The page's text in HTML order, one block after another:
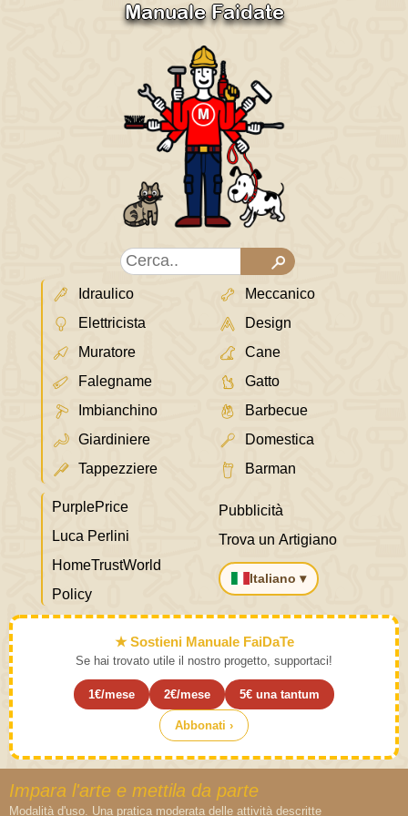
Manuale Faidate
Idraulico
Elettricista
Muratore
Falegname
Imbianchino
Giardiniere
Tappezziere
Meccanico
Design
Cane
Gatto
Barbecue
Domestica
Barman
PurplePrice
Luca Perlini
HomeTrustWorld
Policy
Pubblicità
Trova un Artigiano
Italiano ▾
★ Sostieni Manuale FaiDaTe
Se hai trovato utile il nostro progetto, supportaci!
1€/mese 2€/mese 5€ una tantum
Abbonati ›
Impara l'arte e mettila da parte
Modalità d'uso. Una pratica moderata delle attività descritte